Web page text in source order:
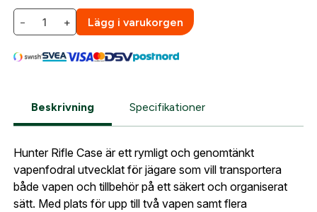
− + Lägg i varukorgen
Beskrivning Specifikationer
Hunter Rifle Case är ett rymligt och genomtänkt
vapenfodral utvecklat för jägare som vill transportera
både vapen och tillbehör på ett säkert och organiserat
sätt. Med plats för upp till två vapen samt flera
Logga in
När du är inloggad hanteras beställningen
automatiskt enligt dina inställningar.
E-postadress:*
Org. nummer
Leverans & fakturaadress
Gatuadress:
*
Fyll i din e-post adress nedan så kontaktar vi dig